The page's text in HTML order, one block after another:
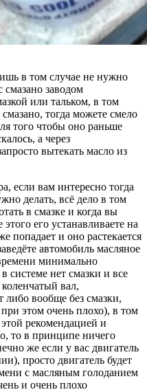
в том случае не нужно
смазано заводом
или тальком, в том
тогда можете смело
того чтобы оно раньше
а через
вытекать масло из
если вам интересно тогда
делать, всё дело в том
в смазке и когда вы
его устанавливаете на
попадает и оно растекается
автомобиль масляное
минимально
системе нет смазки и все
вал,
либо вообще без смазки,
этом очень плохо), в том
рекомендацией и
то в принципе ничего
же если у вас двигатель
просто двигатель будет
с масляным голоданием
и очень плохо